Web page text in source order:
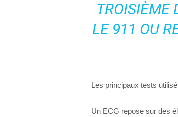
TROISIÈME
LE 911 OU
Les principaux tests
Un ECG repose sur des